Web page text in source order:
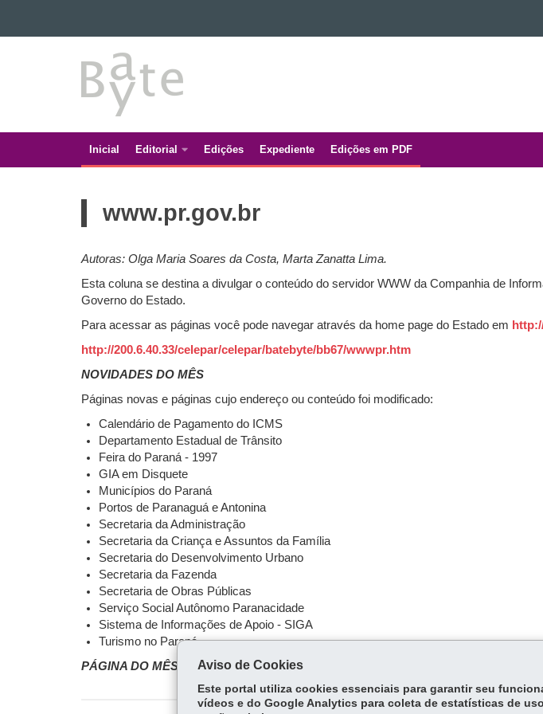
Ir para a navegação
Ir para a busca
BATE
BYTE
Navegação
Inicial Editorial Edições Expediente Edições em PDF
www.pr.gov.br
Autoras: Olga Maria Soares da Costa, Marta Zanatta Lima.
Esta coluna se destina a divulgar o conteúdo do servidor WWW da Companhia de
Governo do Estado.
Para acessar as páginas você pode navegar através da home page do Estado em
http://200.6.40.33/celepar/celepar/batebyte/bb67/wwwpr.htm
NOVIDADES DO MÊS
Páginas novas e páginas cujo endereço ou conteúdo foi modificado:
Calendário de Pagamento do ICMS
Departamento Estadual de Trânsito
Feira do Paraná - 1997
GIA em Disquete
Municípios do Paraná
Portos de Paranaguá e Antonina
Secretaria da Administração
Secretaria da Criança e Assuntos da Família
Secretaria do Desenvolvimento Urbano
Secretaria da Fazenda
Secretaria de Obras Públicas
Serviço Social Autônomo Paranacidade
Sistema de Informações de Apoio - SIGA
Turismo no Paraná
PÁGINA DO MÊS
Aviso de Cookies
Este portal utiliza cookies essenciais para garantir seu
vídeos e do Google Analytics para coleta de estatísticas de